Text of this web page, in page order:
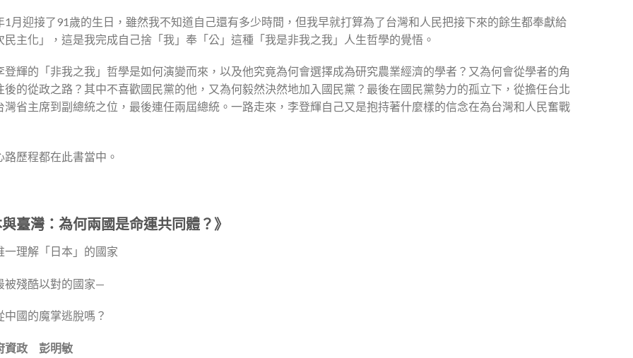
1月迎接了91歲的生日，雖然我不知道自己還有多少時間，但我早就打算為了台灣和人民把接下來的餘生都奉獻給
民主化」，這是我完成自己捨「我」奉「公」這種「我是非我之我」人生哲學的覺悟。
登輝的「非我之我」哲學是如何演變而來，以及他究竟為何會選擇成為研究農業經濟的學者？又為何會從學者的角
後的從政之路？其中不喜歡國民黨的他，又為何毅然決然地加入國民黨？最後在國民黨勢力的孤立下，從擔任台北
灣省主席到副總統之位，最後連任兩屆總統。一路走來，李登輝自己又是抱持著什麼樣的信念在為台灣和人民奮戰
路歷程都在此書當中。
臺灣：為何兩國是命運共同體？》
一理解「日本」的國家
被殘酷以對的國家—
中國的魔掌逃脫嗎？
資政 彭明敏